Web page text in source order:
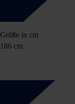
Größe in cm
186 cm